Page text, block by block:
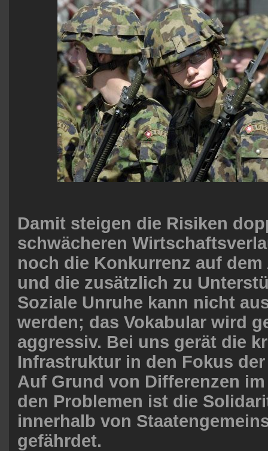
Damit steigen die Risiken
schwächeren
noch die Konkurrenz auf
und die zusätzlich zu
Soziale Unruhe kann nicht
werden; das Vokabular wird
aggressiv. Bei uns gerät die
Infrastruktur in den Fokus
Auf Grund von Differenzen
den Problemen ist die
innerhalb von
gefährdet.